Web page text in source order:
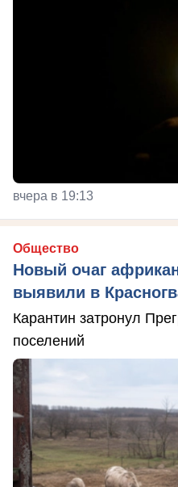
вчера в 19:13
Общество
Новый очаг
выявили в
Карантин затронул
поселений